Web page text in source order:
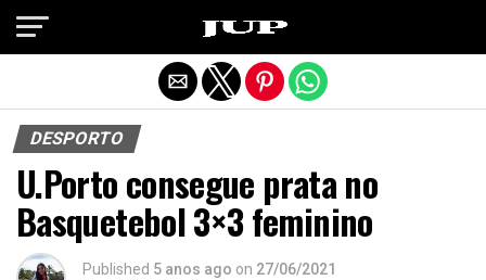
DESPORTO
U.Porto consegue prata no
Basquetebol 3×3 feminino
Published 5 anos ago on 27/06/2021
Exit mobile version